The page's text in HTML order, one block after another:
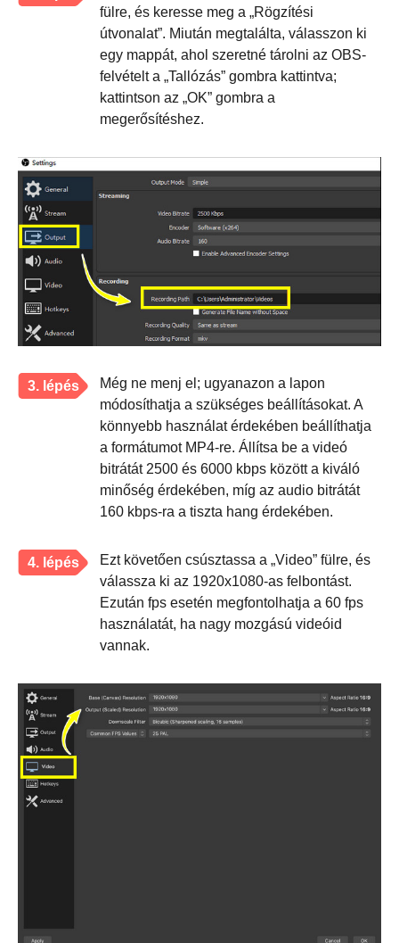
fülre, és keresse meg a „Rögzítési
útvonalat”. Miután megtalálta, válasszon ki
egy mappát, ahol szeretné tárolni az OBS-
felvételt a „Tallózás” gombra kattintva;
kattintson az „OK” gombra a
megerősítéshez.
3. lépés
Még ne menj el; ugyanazon a lapon
módosíthatja a szükséges beállításokat. A
könnyebb használat érdekében beállíthatja
a formátumot MP4-re. Állítsa be a videó
bitrátát 2500 és 6000 kbps között a kiváló
minőség érdekében, míg az audio bitrátát
160 kbps-ra a tiszta hang érdekében.
4. lépés
Ezt követően csúsztassa a „Video” fülre, és
válassza ki az 1920x1080-as felbontást.
Ezután fps esetén megfontolhatja a 60 fps
használatát, ha nagy mozgású videóid
vannak.